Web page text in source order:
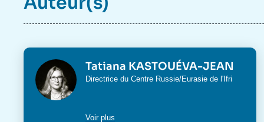
Photo Tatiana KASTOUÉVA-JEAN
Intitulé
Directrice du Centre Russie/Eurasie de l'Ifri
Voir plus